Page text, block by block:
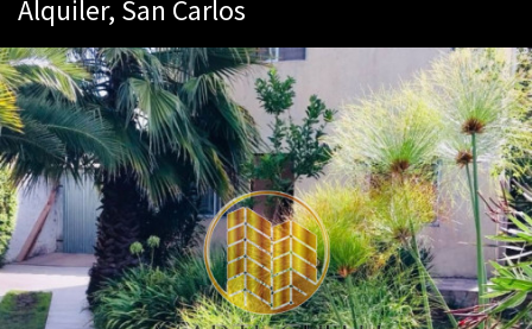
Alquiler, San Carlos